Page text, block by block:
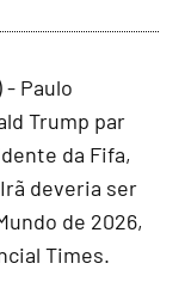
- Paulo
Trump par
da Fifa,
deveria ser
de 2026,
Times.